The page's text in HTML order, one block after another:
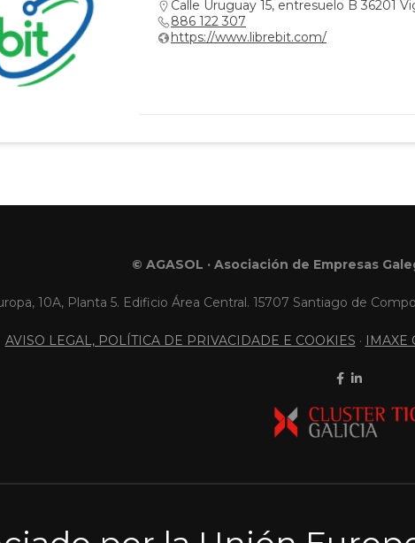
Calle Uruguay 15, entresuelo B 36201
886 122 307
https://www.librebit.com/
© AGASOL · Asociación de Empresas
10A, Planta 5. Edificio Área Central. 15707 Santiago de
AVISO LEGAL, POLÍTICA DE PRIVACIDADE E COOKIES · IMAXE